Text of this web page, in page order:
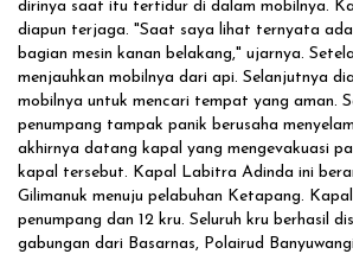
dirinya saat itu tertidur di dalam mobilnya.
diapun terjaga. "Saat saya lihat ternyata
bagian mesin kanan belakang," ujarnya.
menjauhkan mobilnya dari api. Selanjutnya
mobilnya untuk mencari tempat yang aman.
penumpang tampak panik berusaha
akhirnya datang kapal yang mengevakuasi
kapal tersebut. Kapal Labitra Adinda ini
Gilimanuk menuju pelabuhan Ketapang.
penumpang dan 12 kru. Seluruh kru berhasil
gabungan dari Basarnas, Polairud